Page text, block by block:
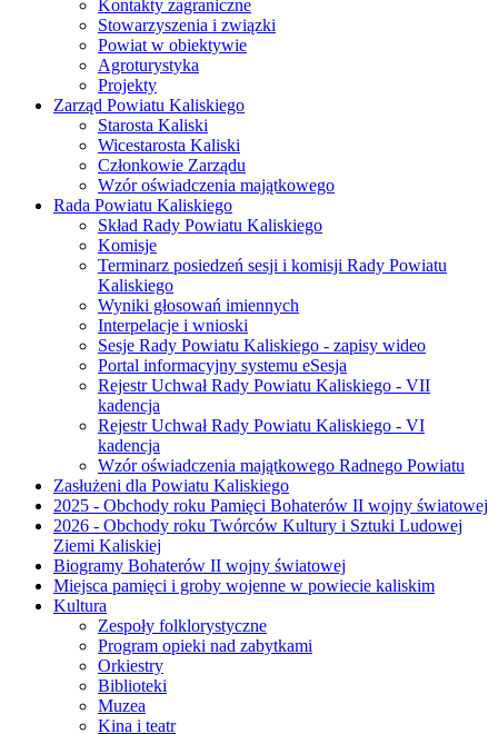
Kontakty zagraniczne
Stowarzyszenia i związki
Powiat w obiektywie
Agroturystyka
Projekty
Zarząd Powiatu Kaliskiego
Starosta Kaliski
Wicestarosta Kaliski
Członkowie Zarządu
Wzór oświadczenia majątkowego
Rada Powiatu Kaliskiego
Skład Rady Powiatu Kaliskiego
Komisje
Terminarz posiedzeń sesji i komisji Rady Powiatu
Kaliskiego
Wyniki głosowań imiennych
Interpelacje i wnioski
Sesje Rady Powiatu Kaliskiego - zapisy wideo
Portal informacyjny systemu eSesja
Rejestr Uchwał Rady Powiatu Kaliskiego - VII
kadencja
Rejestr Uchwał Rady Powiatu Kaliskiego - VI
kadencja
Wzór oświadczenia majątkowego Radnego Powiatu
Zasłużeni dla Powiatu Kaliskiego
2025 - Obchody roku Pamięci Bohaterów II wojny światowej
2026 - Obchody roku Twórców Kultury i Sztuki Ludowej
Ziemi Kaliskiej
Biogramy Bohaterów II wojny światowej
Miejsca pamięci i groby wojenne w powiecie kaliskim
Kultura
Zespoły folklorystyczne
Program opieki nad zabytkami
Orkiestry
Biblioteki
Muzea
Kina i teatr